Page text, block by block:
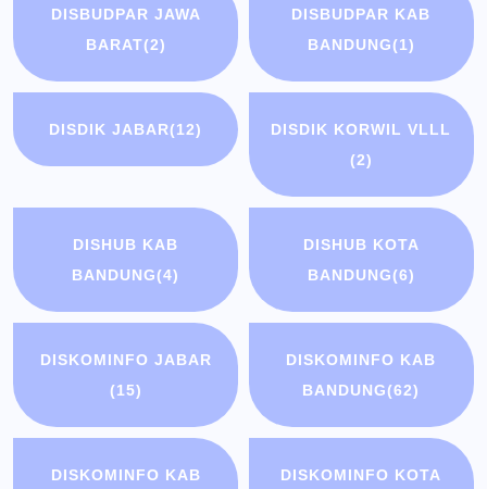
DISBUDPAR JAWA
BARAT(2)
DISBUDPAR KAB
BANDUNG(1)
DISDIK JABAR(12)
DISDIK KORWIL VLLL
(2)
DISHUB KAB
BANDUNG(4)
DISHUB KOTA
BANDUNG(6)
DISKOMINFO JABAR
(15)
DISKOMINFO KAB
BANDUNG(62)
DISKOMINFO KAB
DISKOMINFO KOTA